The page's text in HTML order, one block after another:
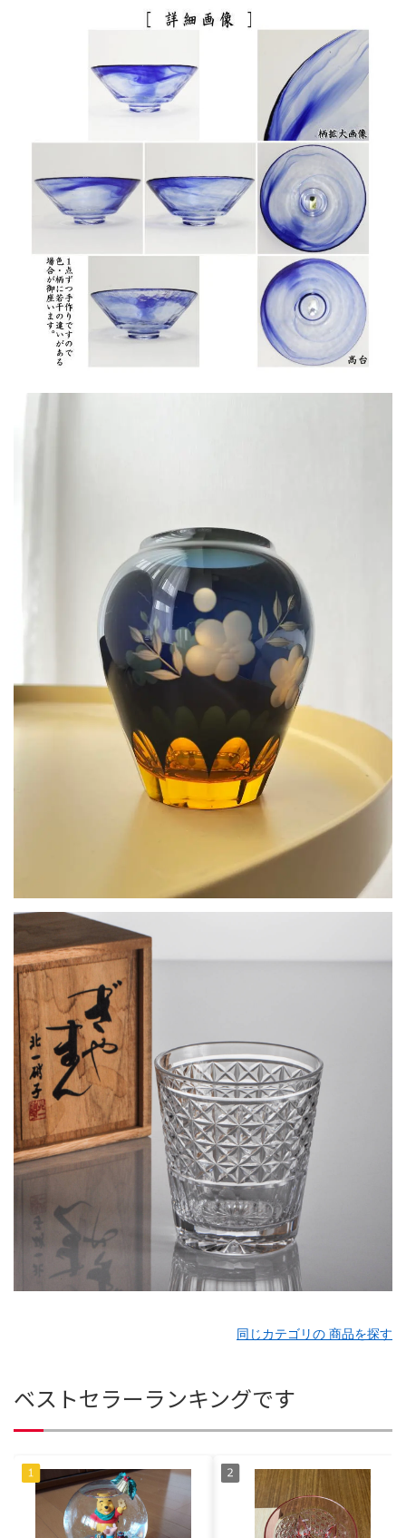
同じカテゴリの 商品を探す
ベストセラーランキングです